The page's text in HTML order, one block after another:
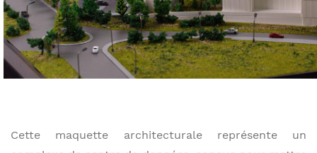
Cette maquette architecturale représente un